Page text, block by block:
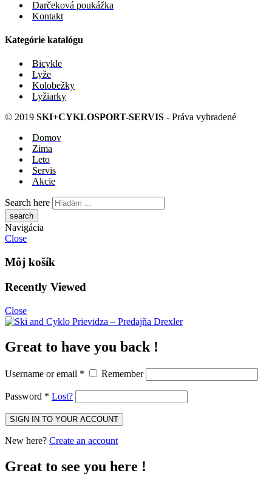
Darčeková poukážka
Kontakt
Kategórie katalógu
Bicykle
Lyže
Kolobežky
Lyžiarky
© 2019 SKI+CYKLOSPORT-SERVIS - Práva vyhradené
Domov
Zima
Leto
Servis
Akcie
Search here
Navigácia
Close
Môj košík
Recently Viewed
Close
Great to have you back !
Username or email * Remember
Password * Lost?
New here? Create an account
Great to see you here !